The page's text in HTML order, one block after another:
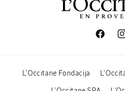
L'Occitane Fondacija